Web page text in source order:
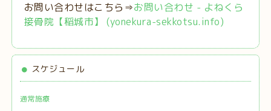
お問い合わせはこちら⇒お問い合わせ - よねくら
接骨院【稲城市】 (yonekura-sekkotsu.info)
スケジュール
通常施療